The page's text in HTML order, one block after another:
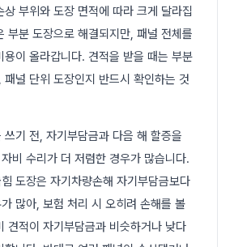
부위와 도장 면적에 따라 크게 달라집
부분 도장으로 해결되지만, 패널 전체를
용이 올라갑니다. 견적을 받을 때는 부분
패널 단위 도장인지 반드시 확인하는 것
쓰기 전, 자기부담금과 다음 해 할증을
비 수리가 더 저렴한 경우가 많습니다.
도장은 자기차량손해 자기부담금보다
많아, 보험 처리 시 오히려 손해를 볼
견적이 자기부담금과 비슷하거나 낮다